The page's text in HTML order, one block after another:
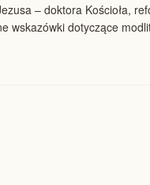
– doktora Kościoła,
wskazówki dotyczące